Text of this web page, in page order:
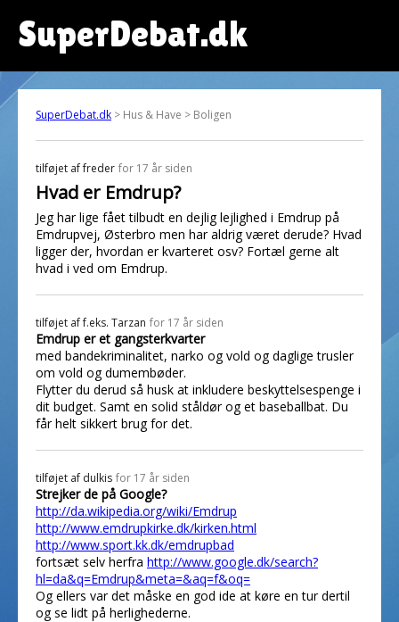
SuperDebat.dk
SuperDebat.dk > Hus & Have > Boligen
tilføjet affreder for 17 år siden
Hvad er Emdrup?
Jeg har lige fået tilbudt en dejlig lejlighed i Emdrup på
Emdrupvej, Østerbro men har aldrig været derude? Hvad
ligger der, hvordan er kvarteret osv? Fortæl gerne alt
hvad i ved om Emdrup.
tilføjet aff.eks. Tarzan for 17 år siden
Emdrup er et gangsterkvarter
med bandekriminalitet, narko og vold og daglige trusler
om vold og dumembøder.
Flytter du derud så husk at inkludere beskyttelsespenge i
dit budget. Samt en solid ståldør og et baseballbat. Du
får helt sikkert brug for det.
tilføjet af dulkis for 17 år siden
Strejker de på Google?
http://da.wikipedia.org/wiki/Emdrup
http://www.emdrupkirke.dk/kirken.html
http://www.sport.kk.dk/emdrupbad
fortsæt selv herfra http://www.google.dk/search?
hl=da&q=Emdrup&meta=&aq=f&oq=
Og ellers var det måske en god ide at køre en tur dertil
og se lidt på herlighederne.